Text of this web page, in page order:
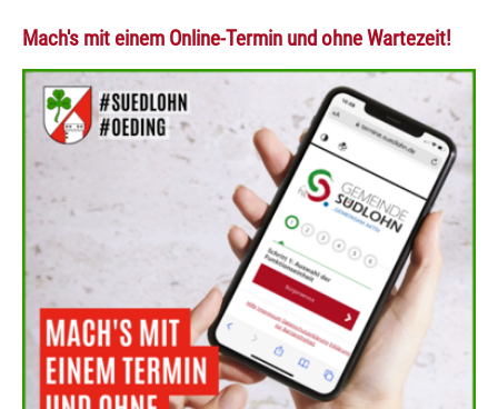
Mach's mit einem Online-Termin und ohne Wartezeit!